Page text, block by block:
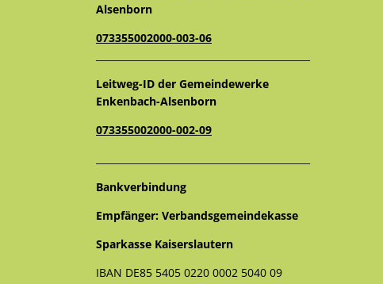
Alsenborn
073355002000-003-06
Leitweg-ID der Gemeindewerke
Enkenbach-Alsenborn
073355002000-002-09
Bankverbindung
Empfänger: Verbandsgemeindekasse
Sparkasse Kaiserslautern
IBAN DE85 5405 0220 0002 5040 09